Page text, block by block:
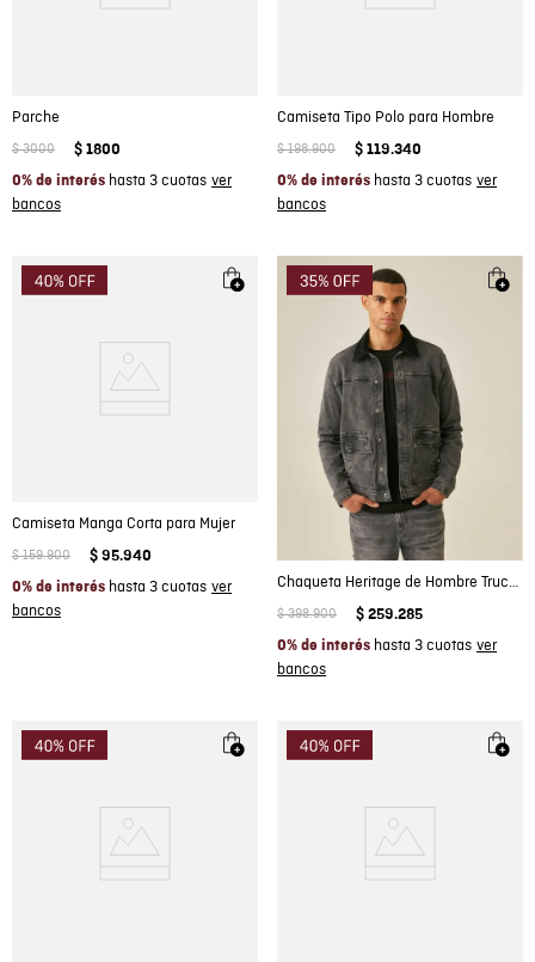
Parche
$ 3000 $ 1800
0% de interés hasta 3 cuotas
Camiseta Tipo Polo para Hombre
$ 198.900 $ 119.340
0% de interés hasta 3 cuotas
Camiseta Manga Corta para Mujer
$ 159.900 $ 95.940
0% de interés hasta 3 cuotas Chaqueta Heritage de Hombre Trucker Silueta Recta Lavado Gris con Cuello en Corduroy en Mezcla de Algodón
$ 398.900 $ 259.285
0% de interés hasta 3 cuotas